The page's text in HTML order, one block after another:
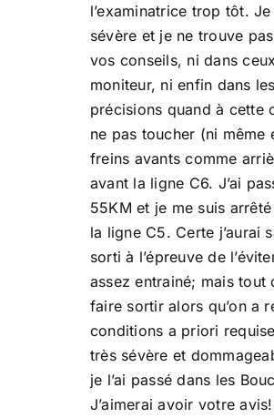
l’examinatrice trop tôt.
sévère et je ne trouve
vos conseils, ni dans
moniteur, ni enfin dans
précisions quand à cette
ne pas toucher (ni même
freins avants comme
avant la ligne C6. J’ai
55KM et je me suis
la ligne C5. Certe j’aurai
sorti à l’épreuve de
assez entrainé; mais tout
faire sortir alors qu’on a
conditions a priori
très sévère et
je l’ai passé dans les
J’aimerai avoir votre